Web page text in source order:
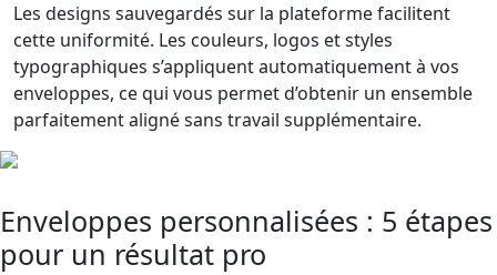
Les designs sauvegardés sur la plateforme facilitent
cette uniformité. Les couleurs, logos et styles
typographiques s’appliquent automatiquement à vos
enveloppes, ce qui vous permet d’obtenir un ensemble
parfaitement aligné sans travail supplémentaire.
Enveloppes personnalisées : 5 étapes
pour un résultat pro